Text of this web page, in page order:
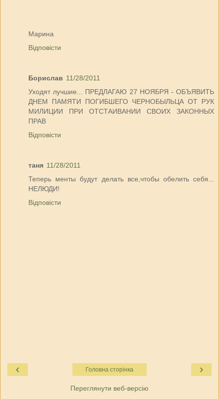
Марина
Відповісти
Борислав 11/28/2011
Уходят лучшие... ПРЕДЛАГАЮ 27 НОЯБРЯ - ОБЪЯВИТЬ
ДНЕМ ПАМЯТИ ПОГИБШЕГО ЧЕРНОБЫЛЬЦА ОТ РУК
МИЛИЦИИ ПРИ ОТСТАИВАНИИ СВОИХ ЗАКОННЫХ
ПРАВ
Відповісти
таня 11/28/2011
Теперь менты будут делать все,чтобы обелить себя...
НЕЛЮДИ!
Відповісти
‹ ›
Головна сторінка
Переглянути веб-версію